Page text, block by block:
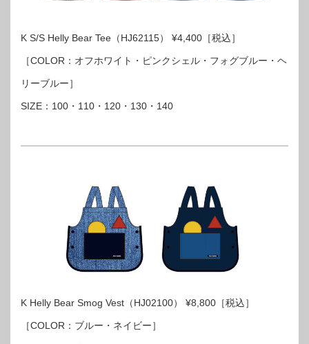
K S/S Helly Bear Tee（HJ62115） ¥4,400［税込］
［COLOR：オフホワイト・ピンクシェル・フォグブルー・ヘ
リーブルー］
SIZE：100・110・120・130・140
K Helly Bear Smog Vest（HJ02100） ¥8,800［税込］
［COLOR：ブルー・ネイビー］